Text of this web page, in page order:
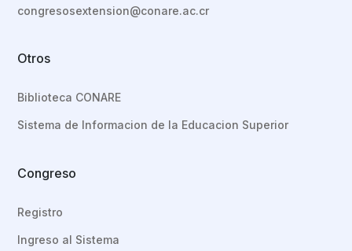
congresosextension@conare.ac.cr
Otros
Biblioteca CONARE
Sistema de Informacion de la Educacion Superior
Congreso
Registro
Ingreso al Sistema